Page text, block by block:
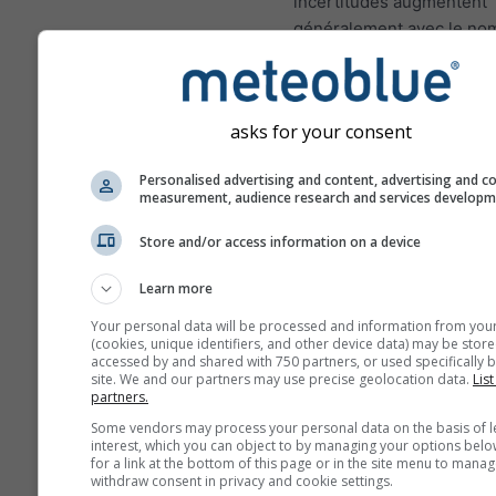
généralement avec le
jours de prévisions en
Les prévisions sont
fait, plusieurs modèles
différentes variables de
seront calculés afin
météorologiques.
Plus de données météo
Prévisions
asks for your consent
Personalised advertising and content, advertising and
measurement, audience research and services
Store and/or access information on a device
Learn more
Your personal data will be processed and information from
(cookies, unique identifiers, and other device data) may be
accessed by and shared with 750 partners, or used specifically
site. We and our partners may use precise geolocation data.
partners.
Some vendors may process your personal data on the basis of
interest, which you can object to by managing your options
for a link at the bottom of this page or in the site menu to
withdraw consent in privacy and cookie settings.